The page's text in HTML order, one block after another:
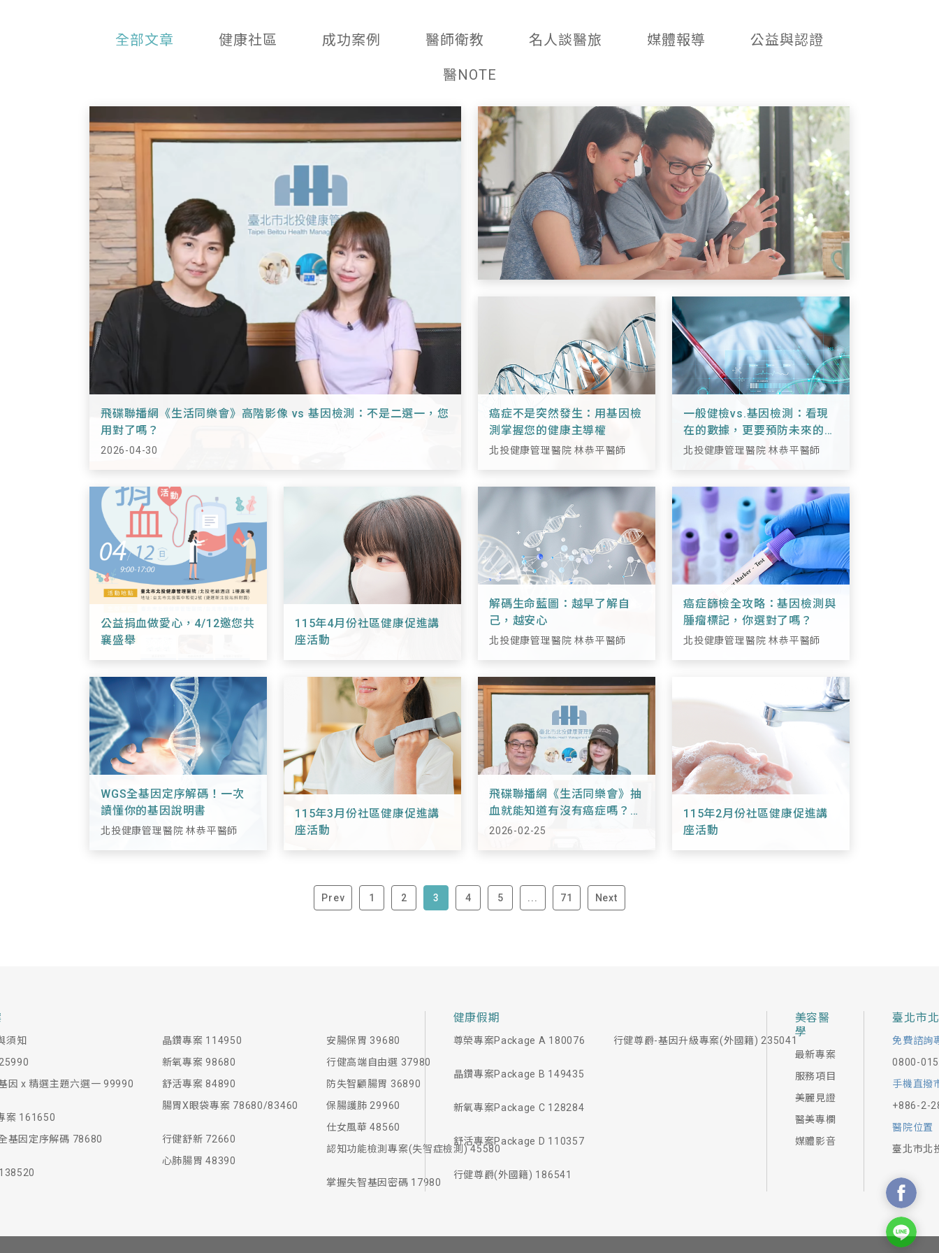
全部文章 健康社區 成功案例 醫師衛教 名人談醫旅 媒體報導 公益與認證
醫NOTE
飛碟聯播網《生活同樂會》高階影像 vs 基因檢測：不是二選一，您
用對了嗎？
2026-04-30
癌症不是突然發生：用基因檢
測掌握您的健康主導權
北投健康管理醫院 林恭平醫師
一般健檢vs.基因檢測：看現
在的數據，更要預防未來的風
險
北投健康管理醫院 林恭平醫師
公益捐血做愛心，4/12邀您共
襄盛舉
115年4月份社區健康促進講
座活動
解碼生命藍圖：越早了解自
己，越安心
北投健康管理醫院 林恭平醫師
癌症篩檢全攻略：基因檢測與
腫瘤標記，你選對了嗎？
北投健康管理醫院 林恭平醫師
WGS全基因定序解碼！一次
讀懂你的基因說明書
北投健康管理醫院 林恭平醫師
115年3月份社區健康促進講
座活動
飛碟聯播網《生活同樂會》抽
血就能知道有沒有癌症嗎？影
像醫師一次說清楚
2026-02-25
115年2月份社區健康促進講
座活動
Prev 1 2 3 4 5 ... 71 Next
須知
因 x 精選主題六選一 99990
案 161650
基因定序解碼 78680
晶鑽專案 114950
新氧專案 98680
舒活專案 84890
腸胃X眼袋專案 78680/83460
行健舒新 72660
心肺腸胃 48390
安腸保胃 39680
行健高端自由選 37980
防失智顧腸胃 36890
保腸護肺 29960
仕女風華 48560
認知功能檢測專案(失智症檢測) 45580
掌握失智基因密碼 17980
健康假期
尊榮專案Package A 180076
晶鑽專案Package B 149435
新氧專案Package C 128284
舒活專案Package D 110357
行健尊爵(外國籍) 186541
行健尊爵-基因升級專案(外國籍) 235041
美容醫
學
最新專案
服務項目
美麗見證
醫美專欄
媒體影音
臺北市
免費諮詢
0800-
手機直撥
+886-2-
醫院位置
臺北市北